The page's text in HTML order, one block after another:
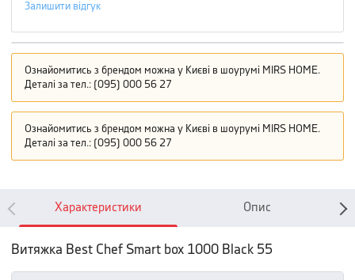
Залишити відгук
Ознайомитись з брендом можна у Києві в шоурумі MIRS HOME.
Деталі за тел.: (095) 000 56 27
Ознайомитись з брендом можна у Києві в шоурумі MIRS HOME.
Деталі за тел.: (095) 000 56 27
Характеристики Опис
Витяжка Best Chef Smart box 1000 Black 55